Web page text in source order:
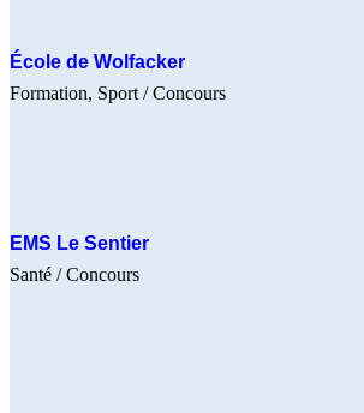
École de Wolfacker
Formation Sport / Concours
EMS Le Sentier
Santé / Concours